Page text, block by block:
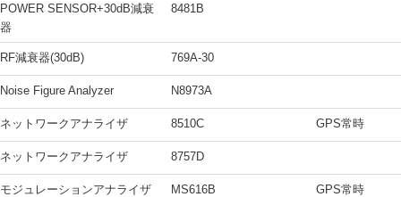
POWER SENSOR+30dB減衰
器
8481B
RF減衰器(30dB) 769A-30
Noise Figure Analyzer N8973A
ネットワークアナライザ 8510C GPS常時
ネットワークアナライザ 8757D
モジュレーションアナライザ MS616B GPS常時